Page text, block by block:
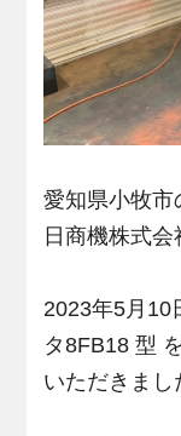
愛知県小牧市
日商機株式会
2023年5月10
タ8FB18 型
いただきまし